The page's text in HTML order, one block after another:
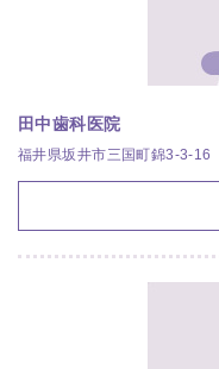
田中歯科医院
福井県坂井市三国町錦3-3-16